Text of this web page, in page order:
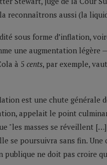
reconnaîtrons aussi (la
sous forme d’inflation,
une augmentation légère
à 5 cents, par exemple,
est une chute générale
appelait le point
"les masses se réveillent
se poursuivra sans fin.
publique ne doit pas croire